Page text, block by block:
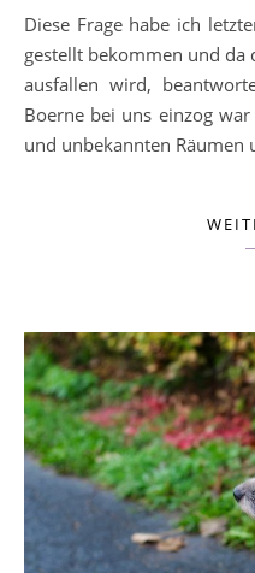
Diese Frage habe ich letztens auf meinem Instagramkanal
gestellt bekommen und
ausfallen wird,
Boerne bei uns einzog
und unbekannten Räumen